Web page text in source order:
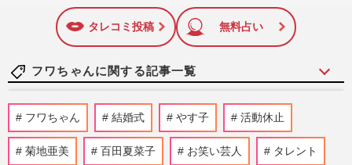
特に関心の高い題材の記事を、WEB向けにリライトして配信
しています！
に追加
タレコミ投稿 無料占い
フワちゃんに関する記事一覧
村重杏奈、オリラジ藤森慎吾から自宅“出
入り禁止”にされて「わかる気がする」の
声、狙うはフワちゃんのポ…
『週刊女性』編集部 2026/8/5
フワちゃん 結婚式 やす子 活動休止
菊地亜美 百田夏菜子 お笑い芸人 タレント